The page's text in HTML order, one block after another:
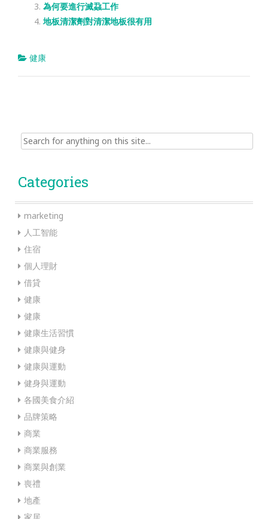
為何要進行滅蝨工作
地板清潔劑對清潔地板很有用
健康
Search
for:
Categories
marketing
人工智能
住宿
個人理財
借貸
健康
健康
健康生活習慣
健康與健身
健康與運動
健身與運動
各國美食介紹
品牌策略
商業
商業服務
商業與創業
喪禮
地產